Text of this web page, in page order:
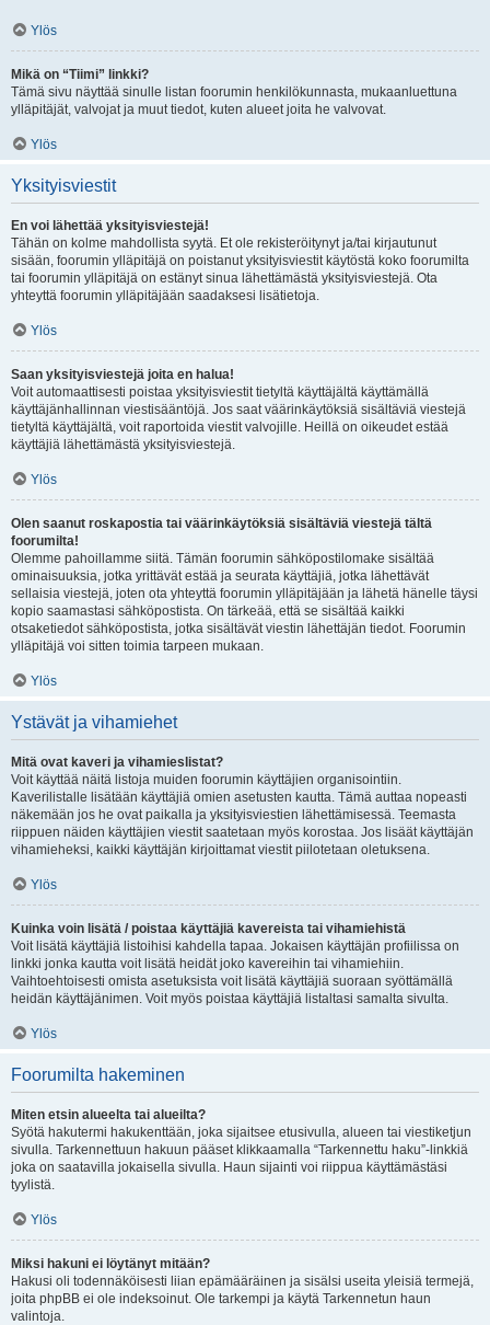
Ylös
Mikä on “Tiimi” linkki?
Tämä sivu näyttää sinulle listan foorumin henkilökunnasta, mukaanluettuna
ylläpitäjät, valvojat ja muut tiedot, kuten alueet joita he valvovat.
Ylös
Yksityisviestit
En voi lähettää yksityisviestejä!
Tähän on kolme mahdollista syytä. Et ole rekisteröitynyt ja/tai kirjautunut
sisään, foorumin ylläpitäjä on poistanut yksityisviestit käytöstä koko foorumilta
tai foorumin ylläpitäjä on estänyt sinua lähettämästä yksityisviestejä. Ota
yhteyttä foorumin ylläpitäjään saadaksesi lisätietoja.
Ylös
Saan yksityisviestejä joita en halua!
Voit automaattisesti poistaa yksityisviestit tietyltä käyttäjältä käyttämällä
käyttäjänhallinnan viestisääntöjä. Jos saat väärinkäytöksiä sisältäviä viestejä
tietyltä käyttäjältä, voit raportoida viestit valvojille. Heillä on oikeudet estää
käyttäjiä lähettämästä yksityisviestejä.
Ylös
Olen saanut roskapostia tai väärinkäytöksiä sisältäviä viestejä tältä
foorumilta!
Olemme pahoillamme siitä. Tämän foorumin sähköpostilomake sisältää
ominaisuuksia, jotka yrittävät estää ja seurata käyttäjiä, jotka lähettävät
sellaisia viestejä, joten ota yhteyttä foorumin ylläpitäjään ja lähetä hänelle täysi
kopio saamastasi sähköpostista. On tärkeää, että se sisältää kaikki
otsaketiedot sähköpostista, jotka sisältävät viestin lähettäjän tiedot. Foorumin
ylläpitäjä voi sitten toimia tarpeen mukaan.
Ylös
Ystävät ja vihamiehet
Mitä ovat kaveri ja vihamieslistat?
Voit käyttää näitä listoja muiden foorumin käyttäjien organisointiin.
Kaverilistalle lisätään käyttäjiä omien asetusten kautta. Tämä auttaa nopeasti
näkemään jos he ovat paikalla ja yksityisviestien lähettämisessä. Teemasta
riippuen näiden käyttäjien viestit saatetaan myös korostaa. Jos lisäät käyttäjän
vihamieheksi, kaikki käyttäjän kirjoittamat viestit piilotetaan oletuksena.
Ylös
Kuinka voin lisätä / poistaa käyttäjiä kavereista tai vihamiehistä
Voit lisätä käyttäjiä listoihisi kahdella tapaa. Jokaisen käyttäjän profiilissa on
linkki jonka kautta voit lisätä heidät joko kavereihin tai vihamiehiin.
Vaihtoehtoisesti omista asetuksista voit lisätä käyttäjiä suoraan syöttämällä
heidän käyttäjänimen. Voit myös poistaa käyttäjiä listaltasi samalta sivulta.
Ylös
Foorumilta hakeminen
Miten etsin alueelta tai alueilta?
Syötä hakutermi hakukenttään, joka sijaitsee etusivulla, alueen tai viestiketjun
sivulla. Tarkennettuun hakuun pääset klikkaamalla “Tarkennettu haku”-linkkiä
joka on saatavilla jokaisella sivulla. Haun sijainti voi riippua käyttämästäsi
tyylistä.
Ylös
Miksi hakuni ei löytänyt mitään?
Hakusi oli todennäköisesti liian epämääräinen ja sisälsi useita yleisiä termejä,
joita phpBB ei ole indeksoinut. Ole tarkempi ja käytä Tarkennetun haun
valintoja.